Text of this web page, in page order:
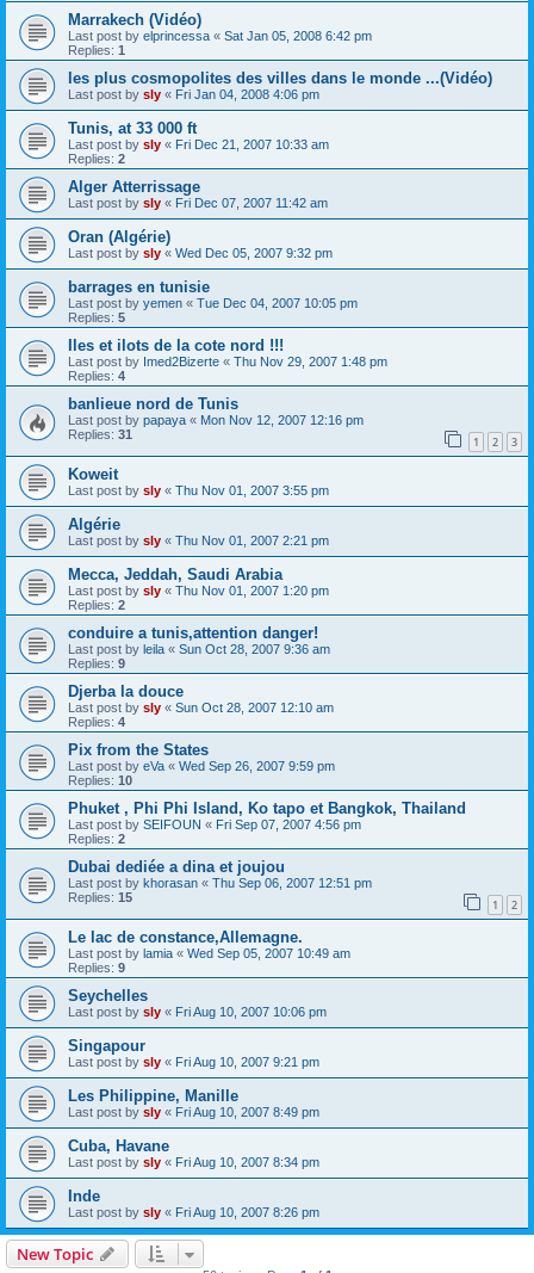
Marrakech (Vidéo)
Last post by elprincessa « Sat Jan 05, 2008 6:42 pm
Replies: 1
les plus cosmopolites des villes dans le monde ...(Vidéo)
Last post by sly « Fri Jan 04, 2008 4:06 pm
Tunis, at 33 000 ft
Last post by sly « Fri Dec 21, 2007 10:33 am
Replies: 2
Alger Atterrissage
Last post by sly « Fri Dec 07, 2007 11:42 am
Oran (Algérie)
Last post by sly « Wed Dec 05, 2007 9:32 pm
barrages en tunisie
Last post by yemen « Tue Dec 04, 2007 10:05 pm
Replies: 5
Iles et ilots de la cote nord !!!
Last post by Imed2Bizerte « Thu Nov 29, 2007 1:48 pm
Replies: 4
banlieue nord de Tunis
Last post by papaya « Mon Nov 12, 2007 12:16 pm
Replies: 31 1 2 3
Koweit
Last post by sly « Thu Nov 01, 2007 3:55 pm
Algérie
Last post by sly « Thu Nov 01, 2007 2:21 pm
Mecca, Jeddah, Saudi Arabia
Last post by sly « Thu Nov 01, 2007 1:20 pm
Replies: 2
conduire a tunis,attention danger!
Last post by leila « Sun Oct 28, 2007 9:36 am
Replies: 9
Djerba la douce
Last post by sly « Sun Oct 28, 2007 12:10 am
Replies: 4
Pix from the States
Last post by eVa « Wed Sep 26, 2007 9:59 pm
Replies: 10
Phuket , Phi Phi Island, Ko tapo et Bangkok, Thailand
Last post by SEIFOUN « Fri Sep 07, 2007 4:56 pm
Replies: 2
Dubai dediée a dina et joujou
Last post by khorasan « Thu Sep 06, 2007 12:51 pm
Replies: 15 1 2
Le lac de constance,Allemagne.
Last post by lamia « Wed Sep 05, 2007 10:49 am
Replies: 9
Seychelles
Last post by sly « Fri Aug 10, 2007 10:06 pm
Singapour
Last post by sly « Fri Aug 10, 2007 9:21 pm
Les Philippine, Manille
Last post by sly « Fri Aug 10, 2007 8:49 pm
Cuba, Havane
Last post by sly « Fri Aug 10, 2007 8:34 pm
Inde
Last post by sly « Fri Aug 10, 2007 8:26 pm
New Topic